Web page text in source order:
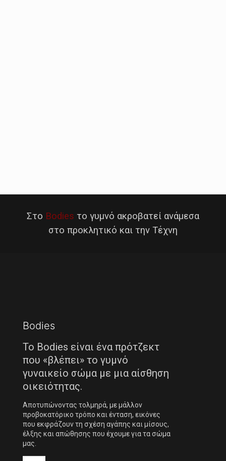
Στο Bodies το γυμνό ακροβατεί ανάμεσα
στο προκλητικό και την Τέχνη
Bodies
Το Bodies είναι ένα πρότζεκτ
που «βλέπει» το γυμνό
γυναικείο σώμα με μια αίσθηση
οικειότητας.
Αποτυπώνοντας τολμηρά, με μάλλον
προβοκατόρικο τρόπο και ένταση, εικόνες
που εκφράζουν τη σχέση αγάπης και μίσους,
έλξης και απώθησης που έχουμε για τα σώμα
μας.